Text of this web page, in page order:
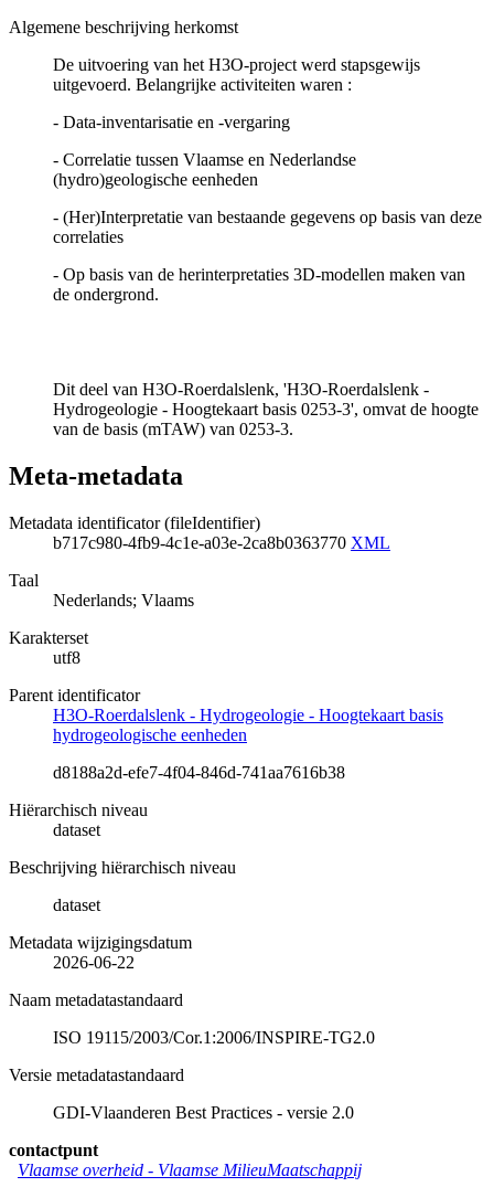
Algemene beschrijving herkomst
De uitvoering van het H3O-project werd stapsgewijs
uitgevoerd. Belangrijke activiteiten waren :
- Data-inventarisatie en -vergaring
- Correlatie tussen Vlaamse en Nederlandse
(hydro)geologische eenheden
- (Her)Interpretatie van bestaande gegevens op basis van deze
correlaties
- Op basis van de herinterpretaties 3D-modellen maken van
de ondergrond.
Dit deel van H3O-Roerdalslenk, 'H3O-Roerdalslenk -
Hydrogeologie - Hoogtekaart basis 0253-3', omvat de hoogte
van de basis (mTAW) van 0253-3.
Meta-metadata
Metadata identificator (fileIdentifier)
b717c980-4fb9-4c1e-a03e-2ca8b0363770 XML
Taal
Nederlands; Vlaams
Karakterset
utf8
Parent identificator
H3O-Roerdalslenk - Hydrogeologie - Hoogtekaart basis
hydrogeologische eenheden
d8188a2d-efe7-4f04-846d-741aa7616b38
Hiërarchisch niveau
dataset
Beschrijving hiërarchisch niveau
dataset
Metadata wijzigingsdatum
2026-06-22
Naam metadatastandaard
ISO 19115/2003/Cor.1:2006/INSPIRE-TG2.0
Versie metadatastandaard
GDI-Vlaanderen Best Practices - versie 2.0
contactpunt
Vlaamse overheid - Vlaamse MilieuMaatschappij